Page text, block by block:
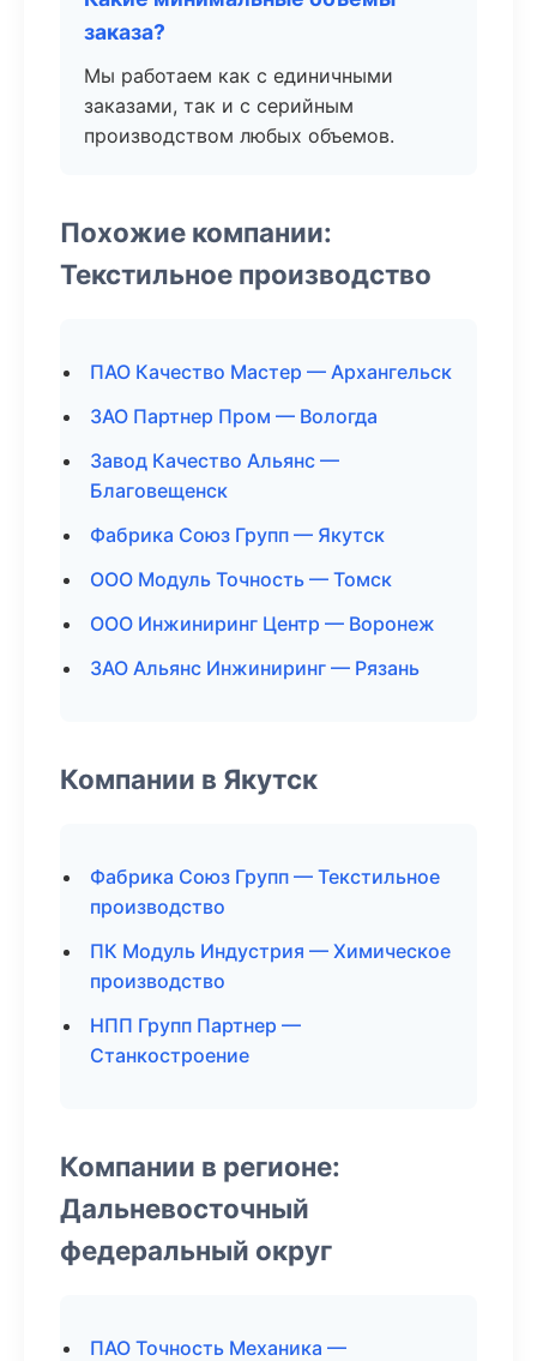
заказа?
Мы работаем как с единичными
заказами, так и с серийным
производством любых объемов.
Похожие компании:
Текстильное производство
ПАО Качество Мастер — Архангельск
ЗАО Партнер Пром — Вологда
Завод Качество Альянс —
Благовещенск
Фабрика Союз Групп — Якутск
ООО Модуль Точность — Томск
ООО Инжиниринг Центр — Воронеж
ЗАО Альянс Инжиниринг — Рязань
Компании в Якутск
Фабрика Союз Групп — Текстильное
производство
ПК Модуль Индустрия — Химическое
производство
НПП Групп Партнер —
Станкостроение
Компании в регионе:
Дальневосточный
федеральный округ
ПАО Точность Механика —